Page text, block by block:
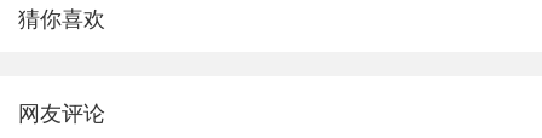
猜你喜欢
网友评论